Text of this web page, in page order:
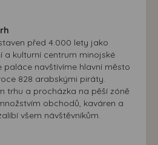
před 4.000 lety jako
a kulturní centrum minojské
paláce navštívíme hlavní město
828 arabskými piráty.
trhu a procházka na pěší zóně
obchodů, kaváren a
všem návštěvníkům.